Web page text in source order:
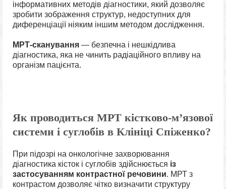
інформативних методів діагностики, який дозволяє
зробити зображення структур, недоступних для
диференціації ніяким іншим методом дослідження.
МРТ-сканування — безпечна і нешкідлива
діагностика, яка не чинить радіаційного впливу на
організм пацієнта.
Як проводиться МРТ кістково-м’язової
системи і суглобів в Клініці Спіженко?
При підозрі на онкологічне захворювання
діагностика кісток і суглобів здійснюється із
застосуванням контрастної речовини. МРТ з
контрастом дозволяє чітко визначити структуру